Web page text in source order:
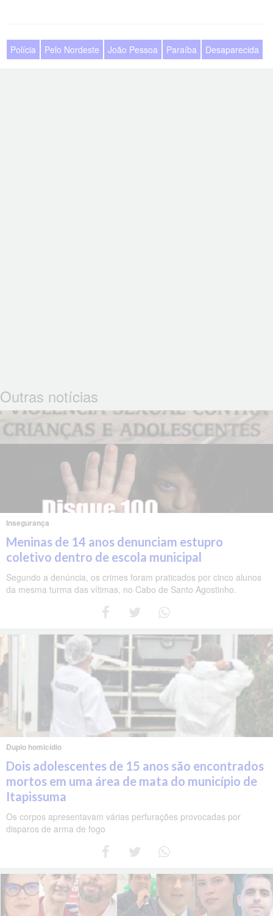
Polícia Pelo Nordeste João Pessoa Paraíba Desaparecida
Outras notícias
Insegurança
Meninas de 14 anos denunciam estupro
coletivo dentro de escola municipal
Segundo a denúncia, os crimes foram praticados por cinco alunos
da mesma turma das vítimas, no Cabo de Santo Agostinho.
Duplo homicídio
Dois adolescentes de 15 anos são encontrados
mortos em uma área de mata do município de
Itapissuma
Os corpos apresentavam várias perfurações provocadas por
disparos de arma de fogo